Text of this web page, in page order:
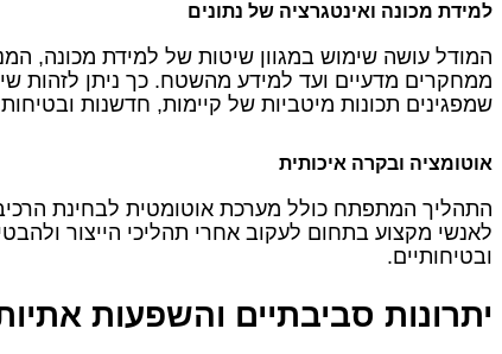
למידת מכונה ואינטגרציה של נתונים
המודל עושה שימוש במגוון שיטות של למידת מכונה,
ממחקרים מדעיים ועד למידע מהשטח. כך ניתן לזהות
שמפגינים תכונות מיטביות של קיימות, חדשנות
אוטומציה ובקרה איכותית
התהליך המתפתח כולל מערכת אוטומטית לבחינת
לאנשי מקצוע בתחום לעקוב אחרי תהליכי הייצור
ובטיחותיים.
יתרונות סביבתיים והשפעות